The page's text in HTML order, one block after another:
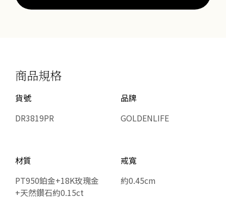
商品規格
貨號
DR3819PR
品牌
GOLDENLIFE
材質
PT950鉑金+18K玫瑰金
+天然鑽石約0.15ct
戒寬
約0.45cm